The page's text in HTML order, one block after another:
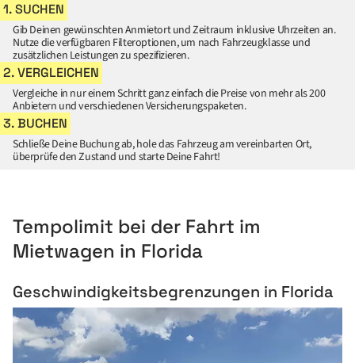
1. SUCHEN
Gib Deinen gewünschten Anmietort und Zeitraum inklusive Uhrzeiten an.
Nutze die verfügbaren Filteroptionen, um nach Fahrzeugklasse und
zusätzlichen Leistungen zu spezifizieren.
2. VERGLEICHEN
Vergleiche in nur einem Schritt ganz einfach die Preise von mehr als 200
Anbietern und verschiedenen Versicherungspaketen.
3. BUCHEN
Schließe Deine Buchung ab, hole das Fahrzeug am vereinbarten Ort,
überprüfe den Zustand und starte Deine Fahrt!
Tempolimit bei der Fahrt im
Mietwagen in Florida
Geschwindigkeitsbegrenzungen in Florida